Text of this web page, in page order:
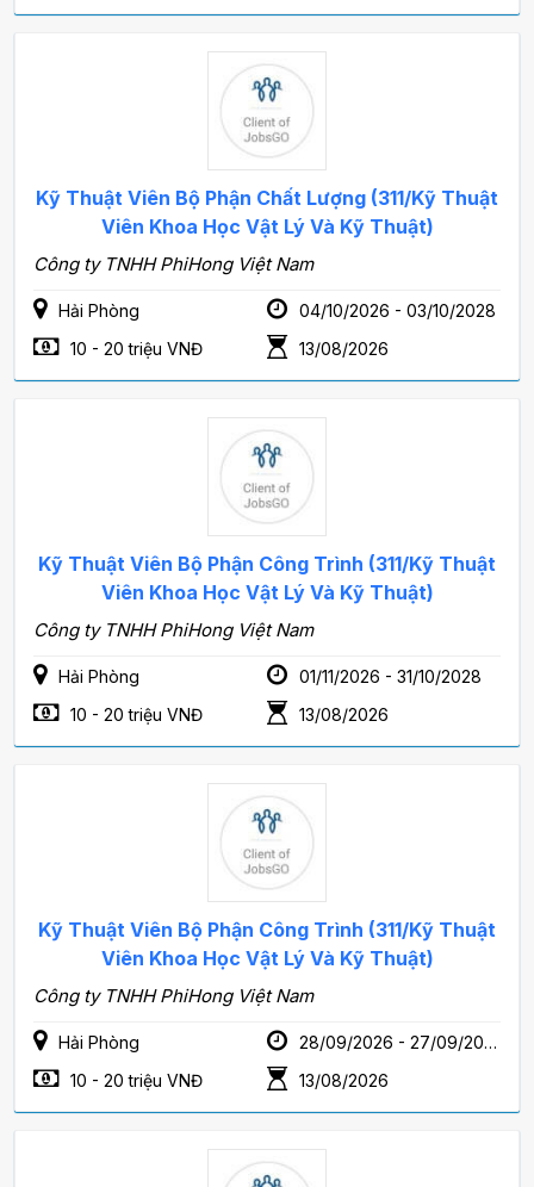
Kỹ Thuật Viên Bộ Phận Chất Lượng (311/Kỹ Thuật
Viên Khoa Học Vật Lý Và Kỹ Thuật)
Công ty TNHH PhiHong Việt Nam
Hải Phòng
04/10/2026 - 03/10/2028
10 - 20 triệu VNĐ
13/08/2026
Kỹ Thuật Viên Bộ Phận Công Trình (311/Kỹ Thuật
Viên Khoa Học Vật Lý Và Kỹ Thuật)
Công ty TNHH PhiHong Việt Nam
Hải Phòng
01/11/2026 - 31/10/2028
10 - 20 triệu VNĐ
13/08/2026
Kỹ Thuật Viên Bộ Phận Công Trình (311/Kỹ Thuật
Viên Khoa Học Vật Lý Và Kỹ Thuật)
Công ty TNHH PhiHong Việt Nam
Hải Phòng
28/09/2026 - 27/09/2028
10 - 20 triệu VNĐ
13/08/2026